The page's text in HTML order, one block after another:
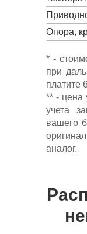
Опора,
* -
при
платите
** - цена
учета
вашего
аналог.